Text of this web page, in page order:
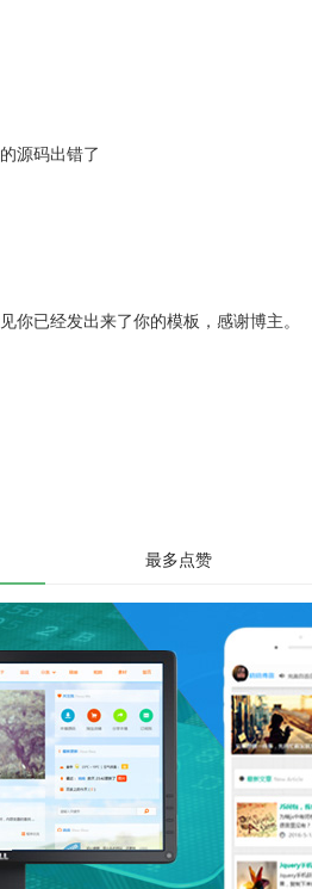
源码出错了
你已经发出来了你的模板，感谢博主。
最多点赞